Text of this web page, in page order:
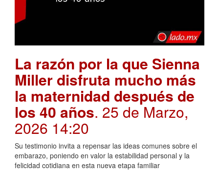
La razón por la que Sienna
Miller disfruta mucho más
la maternidad después de
los 40 años. 25 de Marzo,
2026 14:20
Su testimonio invita a repensar las ideas comunes sobre el
embarazo, poniendo en valor la estabilidad personal y la
felicidad cotidiana en esta nueva etapa familiar